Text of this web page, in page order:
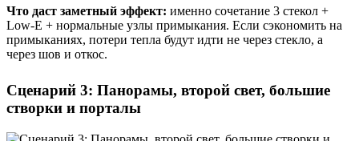
Что даст заметный эффект: именно сочетание 3 стекол +
Low-E + нормальные узлы примыкания. Если сэкономить на
примыканиях, потери тепла будут идти не через стекло, а
через шов и откос.
Сценарий 3: Панорамы, второй свет, большие
створки и порталы